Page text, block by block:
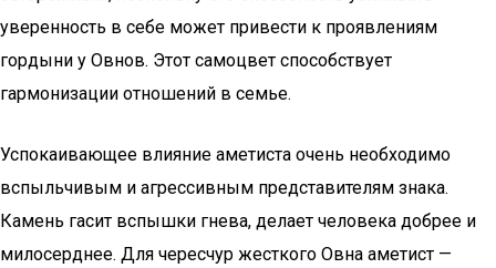
уверенность в себе может привести к проявлениям
гордыни у Овнов. Этот самоцвет способствует
гармонизации отношений в семье.
Успокаивающее влияние аметиста очень необходимо
вспыльчивым и агрессивным представителям знака.
Камень гасит вспышки гнева, делает человека добрее и
милосерднее. Для чересчур жесткого Овна аметист —